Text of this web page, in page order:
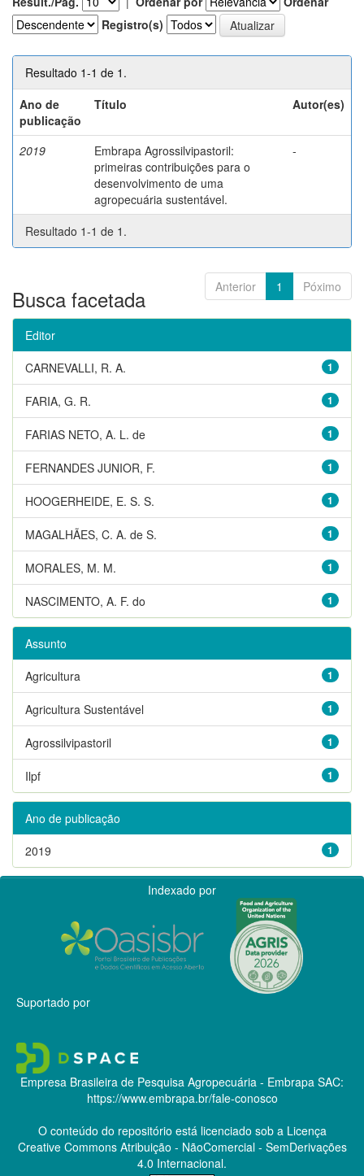
Registro(s)
Resultado 1-1 de 1.
Ano de
publicação
Título Autor(es)
2019
Embrapa Agrossilvipastoril:
primeiras contribuições para o
desenvolvimento de uma
agropecuária sustentável.
-
Resultado 1-1 de 1.
Anterior 1 Póximo
Busca facetada
Editor
1
CARNEVALLI, R. A.
1
FARIA, G. R.
1
FARIAS NETO, A. L. de
1
FERNANDES JUNIOR, F.
1
HOOGERHEIDE, E. S. S.
1
MAGALHÃES, C. A. de S.
1
MORALES, M. M.
1
NASCIMENTO, A. F. do
Assunto
1
Agricultura
1
Agricultura Sustentável
1
Agrossilvipastoril
1
Ilpf
Ano de publicação
1
2019
Indexado por
Suportado por
Empresa Brasileira de Pesquisa Agropecuária - Embrapa SAC:
https://www.embrapa.br/fale-conosco
O conteúdo do repositório está licenciado sob a Licença
Creative CommonsAtribuição - NãoComercial - SemDerivações
4.0 Internacional.